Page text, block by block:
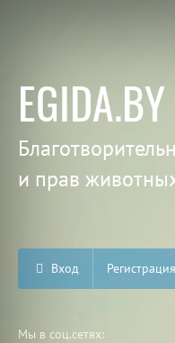
EGIDA.BY
и прав
Вход Регистрация
Мы в соц.сетях: